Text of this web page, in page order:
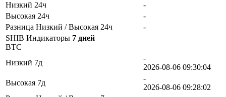
Низкий 24ч
-
Высокая 24ч
-
Разница Низкий / Высокая 24ч
-
SHIB Индикаторы 7 дней
BTC
Низкий 7д
-
2026-08-06 09:30:04
Высокая 7д
-
2026-08-06 09:28:02